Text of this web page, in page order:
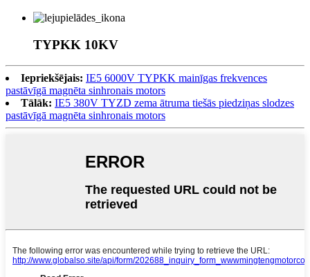
TYPKK 10KV
Iepriekšējais: IE5 6000V TYPKK mainīgas frekvences
pastāvīgā magnēta sinhronais motors
Tālāk: IE5 380V TYZD zema ātruma tiešās piedziņas slodzes
pastāvīgā magnēta sinhronais motors